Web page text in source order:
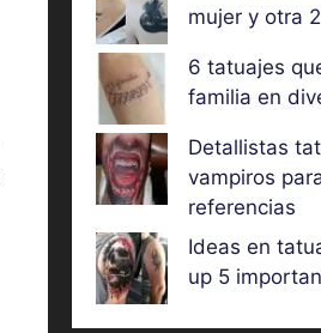
mujer y otra
6 tatuajes
familia en
Detallistas
vampiros
referencias
Ideas en
up 5